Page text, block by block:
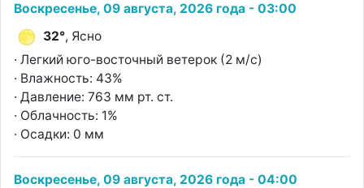
Воскресенье, 09 августа, 2026 года - 03:00
32°, Ясно
· Легкий юго-восточный ветерок (2 м/с)
· Влажность: 43%
· Давление: 763 мм рт. ст.
· Облачность: 1%
· Осадки: 0 мм
Воскресенье, 09 августа, 2026 года - 04:00